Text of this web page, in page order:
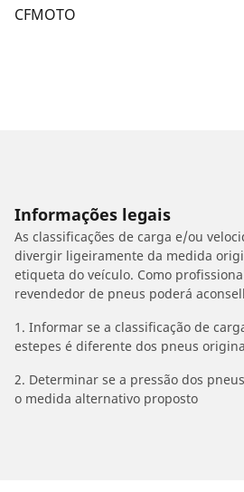
CFMOTO
Informações legais
As classificações de carga e/ou
divergir ligeiramente da medida
etiqueta do veículo. Como
revendedor de pneus poderá
1. Informar se a classificação de
estepes é diferente dos pneus
2. Determinar se a pressão dos
o medida alternativo proposto